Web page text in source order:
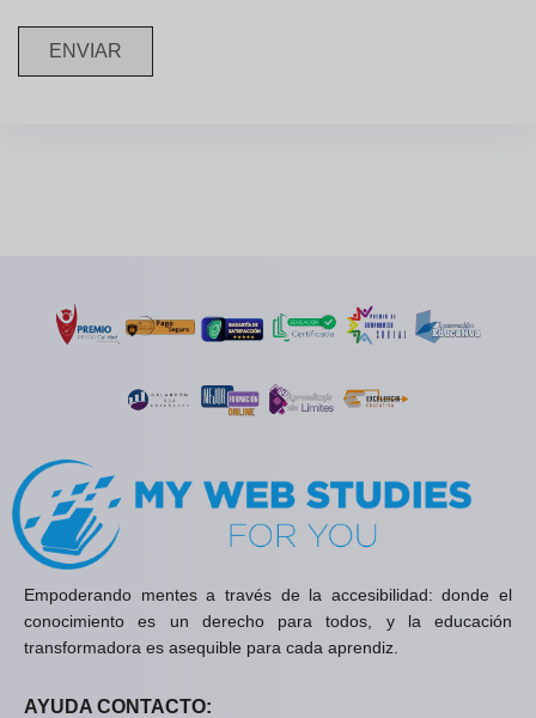
ENVIAR
Empoderando mentes a través de la accesibilidad: donde el
conocimiento es un derecho para todos, y la educación
transformadora es asequible para cada aprendiz.
AYUDA CONTACTO: